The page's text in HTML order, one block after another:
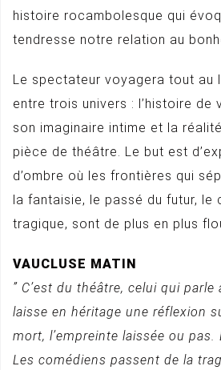
histoire rocambolesque qui
tendresse notre relation au
Le spectateur voyagera tout au
entre trois univers : l’histoire de
son imaginaire intime et la
pièce de théâtre. Le but est
d’ombre où les frontières qui
la fantaisie, le passé du futur, le
tragique, sont de plus en plus
VAUCLUSE MATIN
” C’est du théâtre, celui qui
laisse en héritage une réflexion
mort, l’empreinte laissée ou pas.
Les comédiens passent de la